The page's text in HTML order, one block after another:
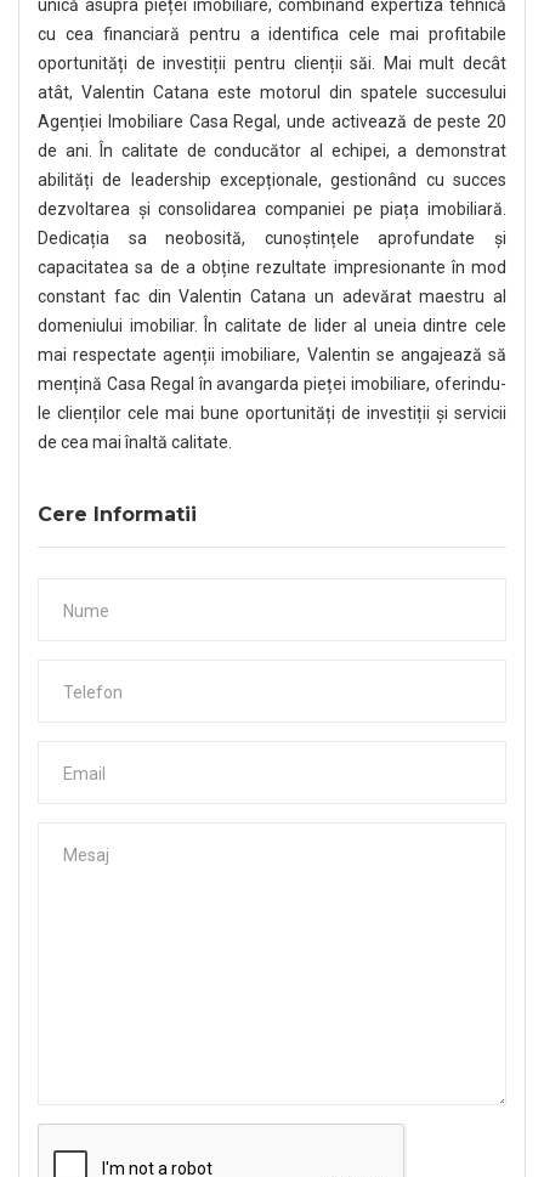
unică asupra pieței imobiliare, combinând expertiza tehnică
cu cea financiară pentru a identifica cele mai profitabile
oportunități de investiții pentru clienții săi. Mai mult decât
atât, Valentin Catana este motorul din spatele succesului
Agenției Imobiliare Casa Regal, unde activează de peste 20
de ani. În calitate de conducător al echipei, a demonstrat
abilități de leadership excepționale, gestionând cu succes
dezvoltarea și consolidarea companiei pe piața imobiliară.
Dedicația sa neobosită, cunoștințele aprofundate și
capacitatea sa de a obține rezultate impresionante în mod
constant fac din Valentin Catana un adevărat maestru al
domeniului imobiliar. În calitate de lider al uneia dintre cele
mai respectate agenții imobiliare, Valentin se angajează să
mențină Casa Regal în avangarda pieței imobiliare, oferindu-
le clienților cele mai bune oportunități de investiții și servicii
de cea mai înaltă calitate.
Cere Informatii